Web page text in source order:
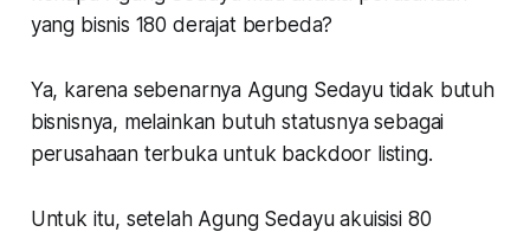
yang bisnis 180 derajat berbeda?
Ya, karena sebenarnya Agung Sedayu tidak butuh
bisnisnya, melainkan butuh statusnya sebagai
perusahaan terbuka untuk backdoor listing.
Untuk itu, setelah Agung Sedayu akuisisi 80